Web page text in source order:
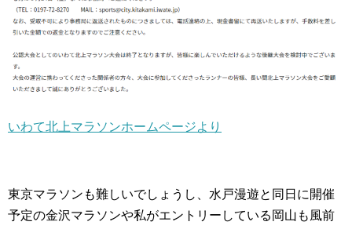
いわて北上マラソンホームページより
東京マラソンも難しいでしょうし、水戸漫遊と同日に開催
予定の金沢マラソンや私がエントリーしている岡山も風前